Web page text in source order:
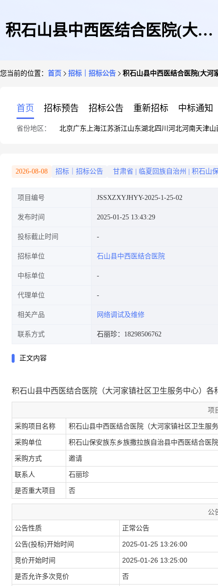
积石山县中西医结合医院(大河
您当前的位置： 首页 招标｜招标公告 积石山县中西医结合医院(大河
首页 招标预告 招标公告 重新招标 中标通知
省份地区： 北京广东 上海江苏浙江山东湖北四川 河北河南天津山
2026-08-08 招标｜招标公告 甘肃省 临夏回族自治州 积石山
项目编号 JSSXZXYJHYY-2025-1-25-02
发布时间 2025-01-25 13:43:29
投标截止时间
招标单位 石山县中西医结合医院
中标单位
代理单位
相关产品 网络调试及维修
联系方式 石丽珍：18298506762
正文内容
积石山县中西医结合医院（大河家镇社区卫生服务中心）
项
采购项目名称 积石山县中西医结合医院（大河家镇社区卫生服
采购单位 积石山保安族东乡族撒拉族自治县中西医结合医院
采购方式 邀请
联系人 石丽珍
是否重大项目 否
公
公告性质 正常公告
公告(投标)开始时间 2025-01-25 13:26:00
竞价开始时间 2025-01-26 13:25:00
是否允许多次竞价 否